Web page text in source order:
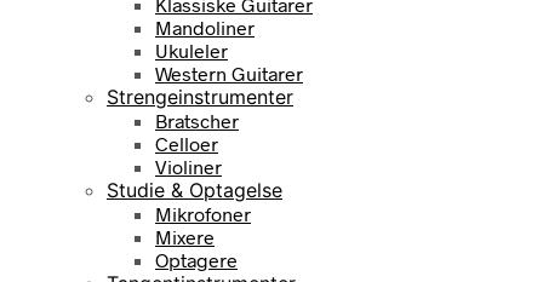
Mandoliner
Ukuleler
Western Guitarer
Strengeinstrumenter
Bratscher
Celloer
Violiner
Studie & Optagelse
Mikrofoner
Mixere
Optagere